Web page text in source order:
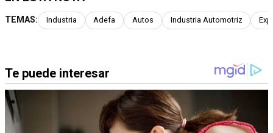
TEMAS: Industria Adefa Autos Industria Automotriz